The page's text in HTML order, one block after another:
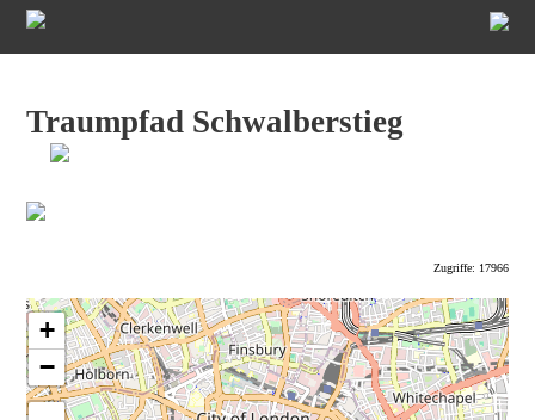
Traumpfad Schwalberstieg
Zugriffe: 17966
+
−